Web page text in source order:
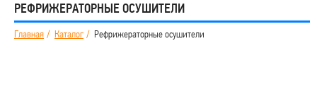
РЕФРИЖЕРАТОРНЫЕ ОСУШИТЕЛИ
Главная Каталог Рефрижераторные осушители